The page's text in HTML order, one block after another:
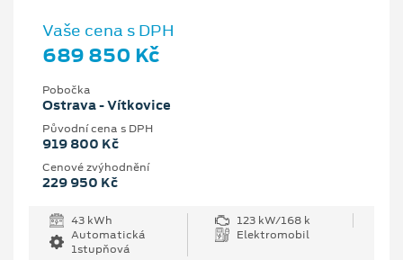
Vaše cena s DPH
689 850 Kč
Pobočka
Ostrava - Vítkovice
Původní cena s DPH
919 800 Kč
Cenové zvýhodnění
229 950 Kč
43 kWh
123 kW/168 k
Automatická
1stupňová
Elektromobil